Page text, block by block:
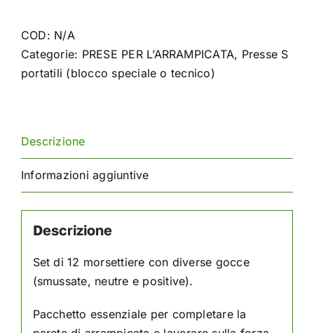
essenziali
quantità
COD: N/A
Categorie: PRESE PER L’ARRAMPICATA, Presse S
portatili (blocco speciale o tecnico)
Descrizione
Informazioni aggiuntive
Descrizione
Set di 12 morsettiere con diverse gocce
(smussate, neutre e positive).
Pacchetto essenziale per completare la